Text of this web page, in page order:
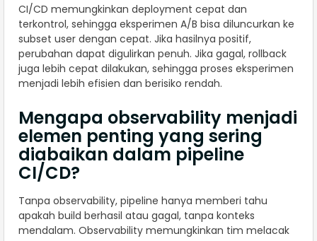
CI/CD memungkinkan deployment cepat dan
terkontrol, sehingga eksperimen A/B bisa diluncurkan ke
subset user dengan cepat. Jika hasilnya positif,
perubahan dapat digulirkan penuh. Jika gagal, rollback
juga lebih cepat dilakukan, sehingga proses eksperimen
menjadi lebih efisien dan berisiko rendah.
Mengapa observability menjadi
elemen penting yang sering
diabaikan dalam pipeline
CI/CD?
Tanpa observability, pipeline hanya memberi tahu
apakah build berhasil atau gagal, tanpa konteks
mendalam. Observability memungkinkan tim melacak